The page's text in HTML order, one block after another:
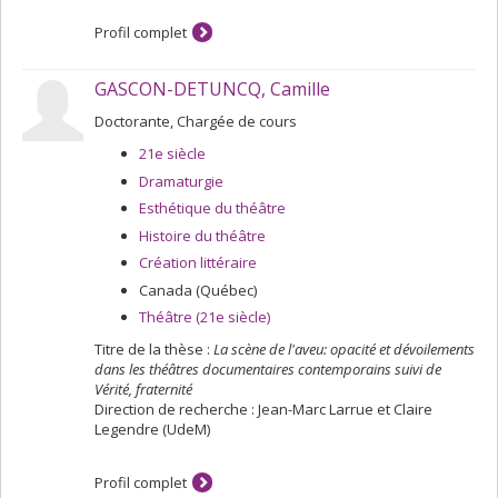
sur un vaste corpus issu de cinq grandes traditions
poétiques de langue romane : l'occitane, l'italienne, la
comparatif me permettra alors de mesurer l'importance
des facteurs structurels, esthétiques et formels de la
poésie romane, comme nouvelle forme artistique, dans
Profil complet
GASCON-DETUNCQ, Camille
Doctorante, Chargée de cours
21e siècle
Dramaturgie
Esthétique du théâtre
Histoire du théâtre
Création littéraire
Canada (Québec)
Théâtre (21e siècle)
Titre de la thèse : La scène de l'aveu: opacité et dévoilements
dans les théâtres documentaires contemporains suivi de
Vérité, fraternité
Direction de recherche : Jean-Marc Larrue et Claire
Legendre (UdeM)
Profil complet